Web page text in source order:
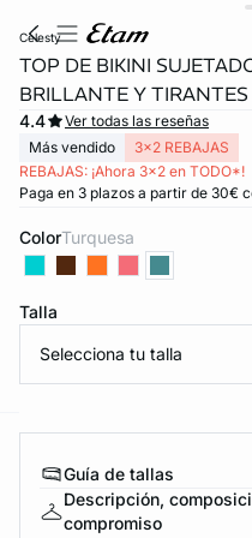
celesty
TOP DE BIKINI
BRILLANTE Y
4.4
Ver todas las reseñas
Más vendido
3x2 REBAJAS
REBAJAS: ¡Ahora 3x2 en TODO*!
Paga en 3 plazos a partir de 30€
Color turquesa
Talla
Selecciona tu talla
Guía de tallas
Descripción,
compromiso